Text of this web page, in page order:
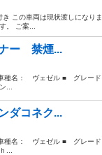
この車両は現状渡しになりま
。 ご案...
ー 禁煙...
名： ヴェゼル ■ グレード
...
ダコネク...
名： ヴェゼル ■ グレード
...